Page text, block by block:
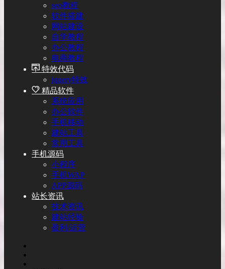
seo教程
软件搭建
网站建设
自学教程
办公教程
电商教程
特效代码
jquery特效
精品软件
系统应用
办公软件
手机移动
建站工具
常用工具
手机源码
小程序
手机WAP
APP源码
站长资讯
技术资讯
建站经验
盈利/运营